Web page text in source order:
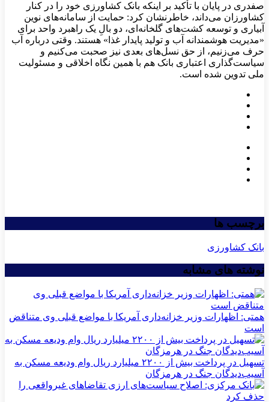
صفدری در پایان با تأکید بر اینکه بانک کشاورزی خود را در کنار
کشاورزان می‌داند، خاطرنشان کرد: حمایت از سامانه‌های نوین
آبیاری و توسعه کشت‌های گلخانه‌ای، دو بالِ یک راهبرد واحد برای
«مدیریت هوشمندانه آب و تولید پایدار غذا» هستند. وقتی درباره آب
حرف می‌زنیم، از حق نسل‌های بعدی نیز صحبت می‌کنیم و
سیاست‌گذاری اعتباری بانک هم با همین نگاه اخلاقی و مسئولیت
ملی تدوین شده است.
برچسب ها
بانک کشاورزی
نوشته های مشابه
همتی: اظهارات وزیر خزانه‌داری آمریکا با مواضع قبلی وی متناقض
است
تسهیل در پرداخت بیش از ۲۲۰۰ میلیارد ریال وام ودیعه مسکن به
آسیب‌دیدگان جنگ در هرمزگان